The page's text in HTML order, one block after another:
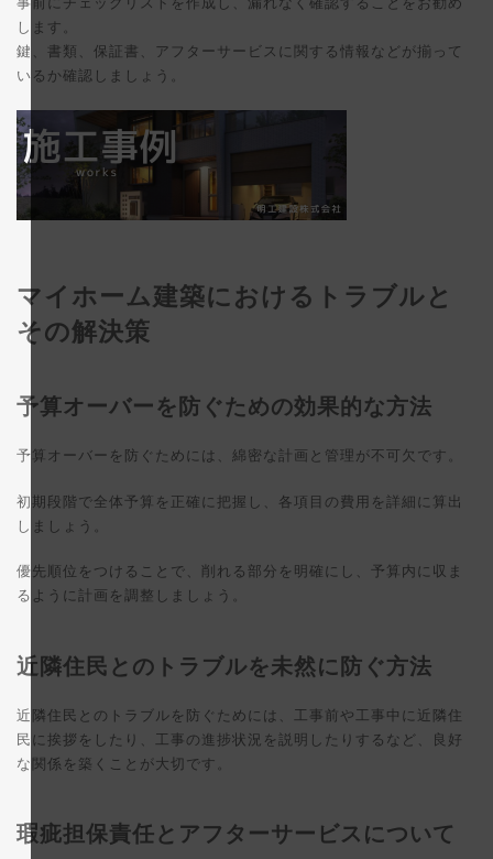
します。
鍵、書類、保証書、アフターサービスに関する情報などが揃って
いるか確認しましょう。
マイホーム建築におけるトラブルと
その解決策
予算オーバーを防ぐための効果的な方法
予算オーバーを防ぐためには、綿密な計画と管理が不可欠です。
初期段階で全体予算を正確に把握し、各項目の費用を詳細に算出
しましょう。
優先順位をつけることで、削れる部分を明確にし、予算内に収ま
るように計画を調整しましょう。
近隣住民とのトラブルを未然に防ぐ方法
近隣住民とのトラブルを防ぐためには、工事前や工事中に近隣住
民に挨拶をしたり、工事の進捗状況を説明したりするなど、良好
な関係を築くことが大切です。
瑕疵担保責任とアフターサービスについて